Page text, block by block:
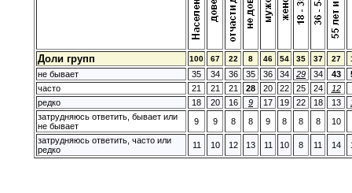
Доли групп 100 67 22 8 46 54 35 37 27
не бывает 35 34 36 35 36 34 29 34 43
часто
21 21 21 28 20 22 25 24
12
редко
18 20 16 9 17 19 22 18 13
затрудняюсь ответить, бывает или
не бывает
9 9 8 8 9 8 8 8
10
затрудняюсь ответить, часто или
редко
11 10 12 13 11 10 8 11 14